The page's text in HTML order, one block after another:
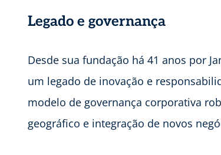
Legado e governança
Desde sua fundação há 41 anos por
um legado de inovação e
modelo de governança corporativa
geográfico e integração de novos